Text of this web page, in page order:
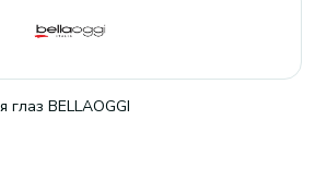
глаз BELLAOGGI